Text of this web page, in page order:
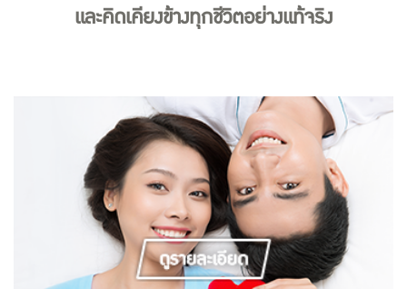
และคิดเคียงข้างทุกชีวิตอย่างแท้จริง